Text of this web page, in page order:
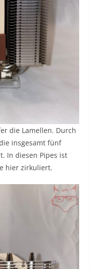
die Lamellen. Durch
insgesamt fünf
In diesen Pipes ist
hier zirkuliert.